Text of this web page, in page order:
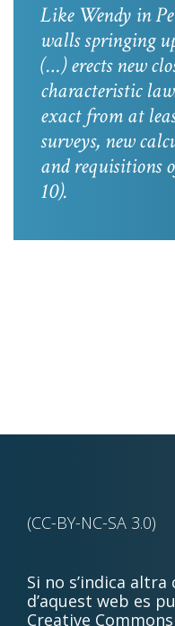
Like Wendy in
walls springing
(…) erects new
characteristic
exact from at
surveys, new
and requisitions
10).
(CC-BY-NC-SA 3.0)
Si no s’indica
d’aquest web es
Creative